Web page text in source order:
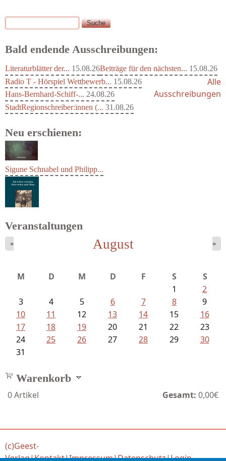
Suchformular
Suche
Bald endende Ausschreibungen:
Literaturblätter der... 15.08.26Beiträge für den nächsten... 15.08.26
Radio T - Hörspiel Wettbewerb... 15.08.26
Hans-Bernhard-Schiff-... 24.08.26
StadtRegionschreiber:innen (... 31.08.26
Alle
Ausschreibungen
Neu erschienen:
Ein Leben zwischen Drievorden und...
Sigune Schnabel und Philipp...
Veranstaltungen
August
« »
M D M D F S
S
1
2
3
4 5 6 7 8
9
10
11 12 13 14 15
16
17
18 19 20 21 22
23
24
25 26 27 28 29
30
31
Warenkorb
0Artikel Gesamt: 0,00€
(c)Geest-
Verlag|Kontakt|Impressum|Datenschutz|Login